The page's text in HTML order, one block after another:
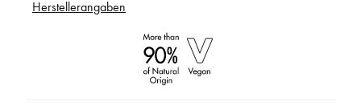
Herstellerangaben